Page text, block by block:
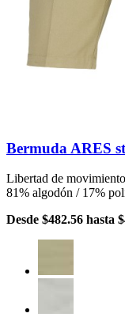
Bermuda ARES
Libertad de
81% algodón / 17%
Desde $482.56 hasta